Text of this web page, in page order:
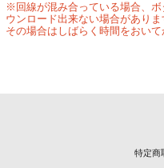
※回線が混み合っている場合、
ウンロード出来ない場合がありま
その場合はしばらく時間をおいて
特定商